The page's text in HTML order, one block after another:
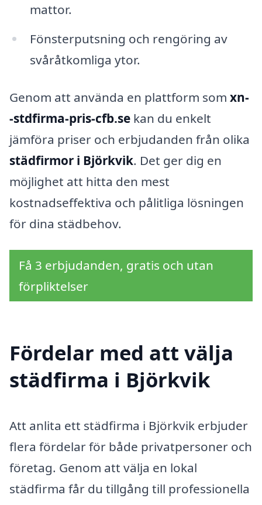
mattor.
Fönsterputsning och rengöring av
svåråtkomliga ytor.
Genom att använda en plattform som xn-
-stdfirma-pris-cfb.se kan du enkelt
jämföra priser och erbjudanden från olika
städfirmor i Björkvik. Det ger dig en
möjlighet att hitta den mest
kostnadseffektiva och pålitliga lösningen
för dina städbehov.
Få 3 erbjudanden, gratis och utan
förpliktelser
Fördelar med att välja
städfirma i Björkvik
Att anlita ett städfirma i Björkvik erbjuder
flera fördelar för både privatpersoner och
företag. Genom att välja en lokal
städfirma får du tillgång till professionella